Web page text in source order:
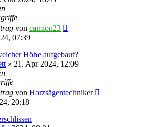
von camion23
07:39
Höhe aufgebaut?
» 21. Apr 2024, 12:09
von Harzsägentechniker
20:18